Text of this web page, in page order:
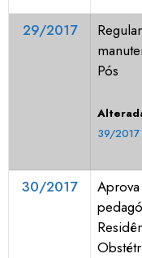
29/2017
Pós
39/2017
30/2017